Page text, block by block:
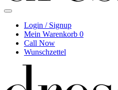
Login / Signup
Mein Warenkorb 0
Call Now
Wunschzettel